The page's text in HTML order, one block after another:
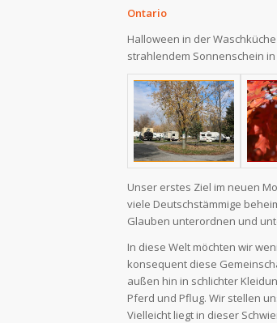
Ontario
Halloween in der
strahlendem Sonnenschein
Unser erstes Ziel im neuen
viele Deutschstämmige
Glauben unterordnen und
In diese Welt möchten wir
konsequent diese
außen hin in schlichter
Pferd und Pflug. Wir stellen
Vielleicht liegt in dieser